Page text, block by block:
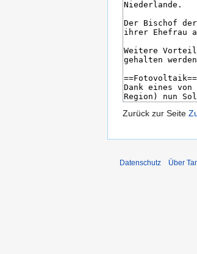
Zurück zur Seite
Datenschutz Über